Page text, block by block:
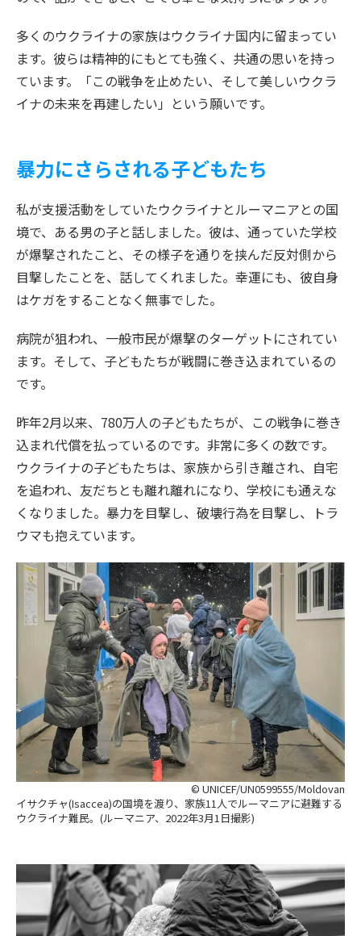
多くのウクライナの家族はウクライナ国内に留まってい
ます。彼らは精神的にもとても強く、共通の思いを持っ
ています。「この戦争を止めたい、そして美しいウクラ
イナの未来を再建したい」という願いです。
暴力にさらされる子どもたち
私が支援活動をしていたウクライナとルーマニアとの国
境で、ある男の子と話しました。彼は、通っていた学校
が爆撃されたこと、その様子を通りを挟んだ反対側から
目撃したことを、話してくれました。幸運にも、彼自身
はケガをすることなく無事でした。
病院が狙われ、一般市民が爆撃のターゲットにされてい
ます。そして、子どもたちが戦闘に巻き込まれているの
です。
昨年2月以来、780万人の子どもたちが、この戦争に巻き
込まれ代償を払っているのです。非常に多くの数です。
ウクライナの子どもたちは、家族から引き離され、自宅
を追われ、友だちとも離れ離れになり、学校にも通えな
くなりました。暴力を目撃し、破壊行為を目撃し、トラ
ウマも抱えています。
© UNICEF/UN0599555/Moldovan
イサクチャ(Isaccea)の国境を渡り、家族11人でルーマニアに避難する
ウクライナ難民。(ルーマニア、2022年3月1日撮影)